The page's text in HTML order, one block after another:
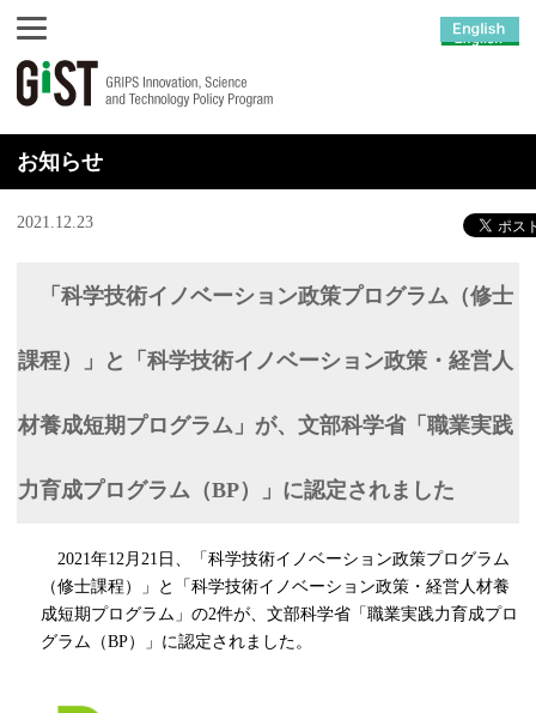
お知らせ
2021.12.23
「科学技術イノベーション政策プログラム（修士
課程）」と「科学技術イノベーション政策・経営人
材養成短期プログラム」が、文部科学省「職業実践
力育成プログラム（BP）」に認定されました
2021年12月 21 日、「科学技術イノベーション政策プログラム
（修士課程）」と「科学技術イノベーション政策・経営人材養
成短期プログラム」の2件が、文部科学省「職業実践力育成プロ
グラム（BP）」に認定されました。